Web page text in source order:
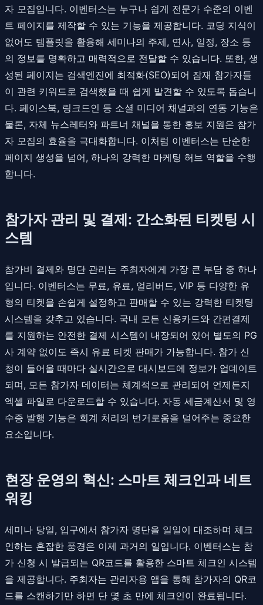
자 모집입니다. 이벤터스는 누구나 쉽게 전문가 수준의 이벤
트 페이지를 제작할 수 있는 기능을 제공합니다. 코딩 지식이
없어도 템플릿을 활용해 세미나의 주제, 연사, 일정, 장소 등
의 정보를 명확하고 매력적으로 전달할 수 있습니다. 또한, 생
성된 페이지는 검색엔진에 최적화(SEO)되어 잠재 참가자들
이 관련 키워드로 검색했을 때 쉽게 발견할 수 있도록 돕습니
다. 페이스북, 링크드인 등 소셜 미디어 채널과의 연동 기능은
물론, 자체 뉴스레터와 파트너 채널을 통한 홍보 지원은 참가
자 모집의 효율을 극대화합니다. 이처럼 이벤터스는 단순한
페이지 생성을 넘어, 하나의 강력한 마케팅 허브 역할을 수행
합니다.
참가자 관리 및 결제: 간소화된 티켓팅 시
스템
참가비 결제와 명단 관리는 주최자에게 가장 큰 부담 중 하나
입니다. 이벤터스는 무료, 유료, 얼리버드, VIP 등 다양한 유
형의 티켓을 손쉽게 설정하고 판매할 수 있는 강력한 티켓팅
시스템을 갖추고 있습니다. 국내 모든 신용카드와 간편결제
를 지원하는 안전한 결제 시스템이 내장되어 있어 별도의 PG
사 계약 없이도 즉시 유료 티켓 판매가 가능합니다. 참가 신
청이 들어올 때마다 실시간으로 대시보드에 정보가 업데이트
되며, 모든 참가자 데이터는 체계적으로 관리되어 언제든지
엑셀 파일로 다운로드할 수 있습니다. 자동 세금계산서 및 영
수증 발행 기능은 회계 처리의 번거로움을 덜어주는 중요한
요소입니다.
현장 운영의 혁신: 스마트 체크인과 네트
워킹
세미나 당일, 입구에서 참가자 명단을 일일이 대조하며 체크
인하는 혼잡한 풍경은 이제 과거의 일입니다. 이벤터스는 참
가 신청 시 발급되는 QR코드를 활용한 스마트 체크인 시스템
을 제공합니다. 주최자는 관리자용 앱을 통해 참가자의 QR코
드를 스캔하기만 하면 단 몇 초 만에 체크인이 완료됩니다.